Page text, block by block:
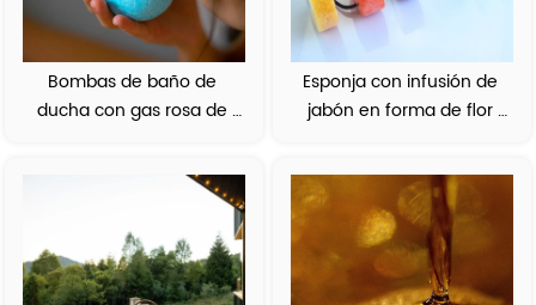
Bombas de baño de
ducha con gas rosa de
Esponja con infusión de
jabón en forma de flor